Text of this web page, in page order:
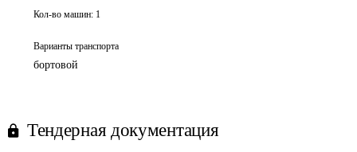
Кол-во машин: 1
Варианты транспорта
бортовой
Тендерная документация